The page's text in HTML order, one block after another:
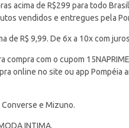
acima de R$299 para todo
vendidos e entregues pela
de R$ 9,99. De 6x a 10x com
compra com o cupom
online no site ou app
Converse e Mizuno.
INTIMA.